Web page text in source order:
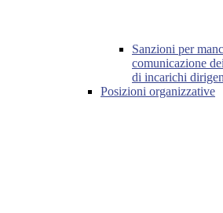
Sanzioni per
comunicazione
di incarichi
Posizioni organizzative